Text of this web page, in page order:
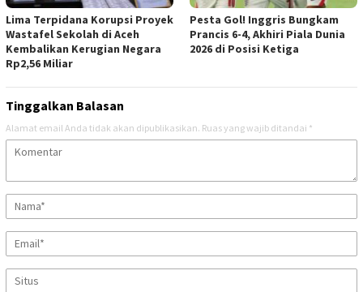
Lima Terpidana Korupsi Proyek
Wastafel Sekolah di Aceh
Kembalikan Kerugian Negara
Rp2,56 Miliar
Pesta Gol! Inggris Bungkam
Prancis 6-4, Akhiri Piala Dunia
2026 di Posisi Ketiga
Tinggalkan Balasan
Alamat email Anda tidak akan dipublikasikan. Ruas yang wajib ditandai *